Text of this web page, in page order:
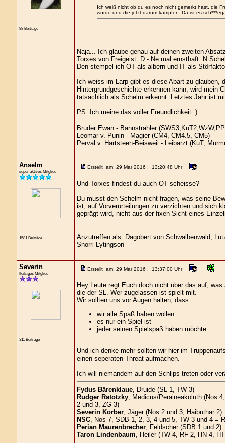
88 Beiträge
Ich weiß nicht ob du es noch nicht gemerkt hast, die
wurde und die jetzt darum kämpfen. Da ist es
Naja... Ich glaube genau auf deinen zweiten
Torxes von Freigeist :D - Ne mal ernsthaft: N
Den stempel ich OT als albern und IT als
Ich weiss im Larp gibt es diese Abart zu
Hintergrundgeschichte erkennen kann, wird mein
tatsächlich als Schelm erkennt. Letztes Jahr ist
PS: Ich meine das voller Freundlichkeit :)
Bruder Ewan - Bannstrahler
Leomar v. Punin - Magier (CM4, CM4.5, CM5)
Perval v. Hartsteen-Beisweil - Leibarzt (KuT,
Anselm
super aktives Mitglied
1581 Beiträge
Erstellt am: 29 Mar 2016 : 13:20:48 Uhr
Und Torxes findest du auch OT scheisse?
Du musst den Schelm nicht fragen, was seine
ist, auf Vorverurteilungen zu verzichten und sich
geprägt wird, nicht aus der fixen Sicht eines
Anzutreffen als: Dagobert von Schwalbenwald,
Snorri Lytingson
Severin
fleißiges Mitglied
311 Beiträge
Erstellt am: 29 Mar 2016 : 13:37:00 Uhr
Hey Leute regt Euch doch nicht über das auf,
die der SL. Wer zugelassen ist spielt mit.
Wir sollten uns vor Augen halten, dass
wir alle Spaß haben wollen
es nur ein Spiel ist
jeder seinen Spielspaß haben möchte
Und ich denke mehr sollten wir hier im
einen seperaten Threat aufmachen.
Ich will niemandem auf den Schlips treten oder
Fydus Bärenklaue, Druide (SL 1, TW 3)
Rudger Ratotzky, Medicus/Peraineakoluth (Nos
2 und 3, ZG 3)
Severin Korber, Jäger (Nos 2 und 3, Haibuthar 2)
NSC, Nos 7, SDB 1, 2, 3, 4 und 5, TW 3 und 4 =
Perian Maurenbrecher, Feldscher (SDB 1 und 2)
Taron Lindenbaum, Heiler (TW 4, RF 2, HN 4,